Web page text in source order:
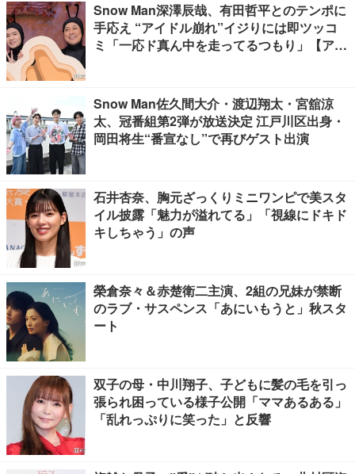
Snow Man深澤辰哉、有田哲平とのテンポに
手応え “アイドル崩れ”イジりには即ツッコ
ミ「一応ド真ん中を走ってるつもり」【アリ
Snow Man佐久間大介・渡辺翔太・宮舘涼
太、冠番組第2弾が放送決定 江戸川区出身・
岡田将生“番宣なし”で再びゲスト出演
石井杏奈、胸元ざっくりミニワンピで美スタ
イル披露「魅力が溢れてる」「視線にドキド
キしちゃう」の声
榮倉奈々＆赤楚衛二主演、2組の兄妹が禁断
のラブ・サスペンス「あにいもうと」秋スタ
ート
双子の母・中川翔子、子どもに髪の毛を引っ
張られ困っている様子公開「ママあるある」
「乱れっぷりに笑った」と反響